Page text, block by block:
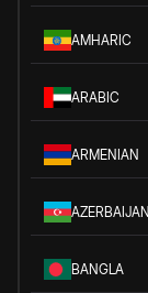
AMHARIC
ARABIC
ARMENIAN
BANGLA